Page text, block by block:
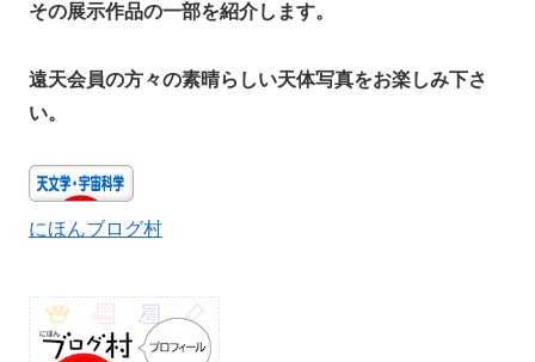
その展示作品の一部を紹介します。
遠天会員の方々の素晴らしい天体写真をお楽しみ下さ
い。
にほんブログ村